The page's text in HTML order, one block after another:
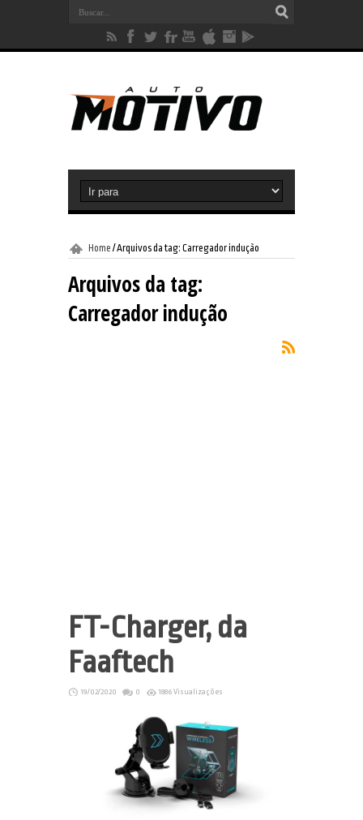
Home /Arquivos da tag: Carregador indução
Arquivos da tag:
Carregador indução
FT-Charger, da
Faaftech
19/02/2020 0 1886 Visualizações